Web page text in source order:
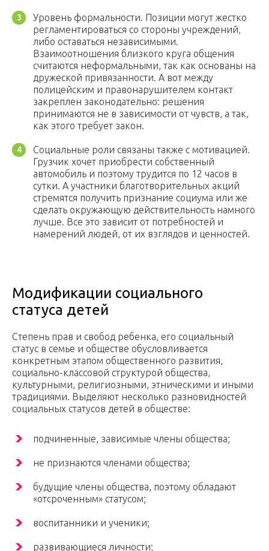
Уровень формальности. Позиции могут жестко
регламентироваться со стороны учреждений,
либо оставаться независимыми.
Взаимоотношения близкого круга общения
считаются неформальными, так как основаны на
дружеской привязанности. А вот между
полицейским и правонарушителем контакт
закреплен законодательно: решения
принимаются не в зависимости от чувств, а так,
как этого требует закон.
Социальные роли связаны также с мотивацией.
Грузчик хочет приобрести собственный
автомобиль и поэтому трудится по 12 часов в
сутки. А участники благотворительных акций
стремятся получить признание социума или же
сделать окружающую действительность намного
лучше. Все это зависит от потребностей и
намерений людей, от их взглядов и ценностей.
Модификации социального
статуса детей
Степень прав и свобод ребенка, его социальный
статус в семье и обществе обусловливается
конкретным этапом общественного развития,
социально-классовой структурой общества,
культурными, религиозными, этническими и иными
традициями. Выделяют несколько разновидностей
социальных статусов детей в обществе:
подчиненные, зависимые члены общества;
не признаются членами общества;
будущие члены общества, поэтому обладают
«отсроченным» статусом;
воспитанники и ученики;
развивающиеся личности;